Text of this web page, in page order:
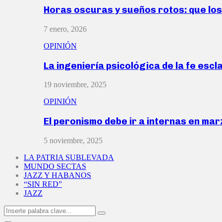
Horas oscuras y sueños rotos: que
7 enero, 2026
OPINIÓN
La ingeniería psicológica de la fe
19 noviembre, 2025
OPINIÓN
El peronismo debe ir a internas en
5 noviembre, 2025
LA PATRIA SUBLEVADA
MUNDO SECTAS
JAZZ Y HABANOS
“SIN RED”
JAZZ
Search
for:
Search